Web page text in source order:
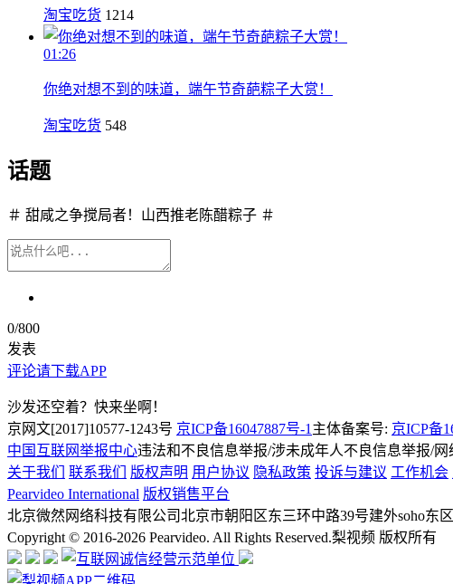
淘宝吃货 1214
01:26
你绝对想不到的味道，端午节奇葩粽子大赏！
淘宝吃货 548
话题
＃ 甜咸之争搅局者！山西推老陈醋粽子 ＃
0/800
发表
评论请下载APP
沙发还空着？快来坐啊！
京网文[2017]10577-1243号 京ICP备16047887号-1 主体备案号: 京ICP备
中国互联网举报中心违法和不良信息举报/涉未成年人不良信息举报/网
关于我们
联系我们 版权声明 用户协议 隐私政策 投诉与建议 工作机会
Pearvideo International 版权销售平台
北京微然网络科技有限公司北京市朝阳区东三环中路39号建外soho东
Copyright © 2016-2026 Pearvideo. All Rights Reserved.梨视频 版权所有